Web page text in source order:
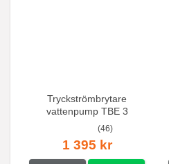
Tryckströmbrytare
vattenpump TBE 3
(46)
1 395 kr